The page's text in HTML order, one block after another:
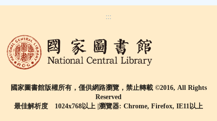
:::
國家圖書館版權所有，僅供網路瀏覽，禁止轉載 ©2016, All Rights
Reserved
最佳解析度 1024x768以上 |瀏覽器: Chrome, Firefox, IE11以上